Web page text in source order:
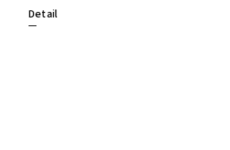
Detail